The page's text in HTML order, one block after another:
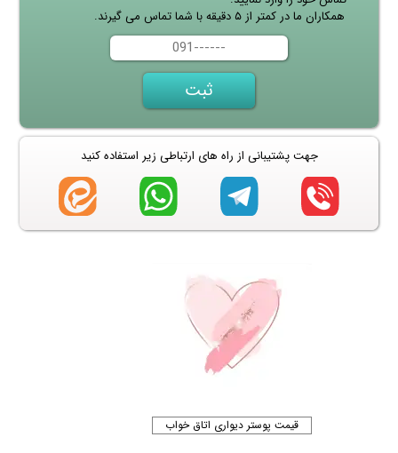
همکاران ما در کمتر از ۵ دقیقه با شما تماس می گیرند.
جهت پشتیبانی از راه های ارتباطی زیر استفاده کنید
قیمت پوستر دیواری اتاق خواب